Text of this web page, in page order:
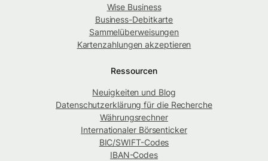
Wise Business
Business-Debitkarte
Sammelüberweisungen
Kartenzahlungen akzeptieren
Ressourcen
Neuigkeiten und Blog
Datenschutzerklärung für die Recherche
Währungsrechner
Internationaler Börsenticker
BIC/SWIFT-Codes
IBAN-Codes